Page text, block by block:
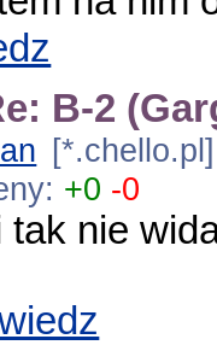
B-2
+0 -0
tak nie